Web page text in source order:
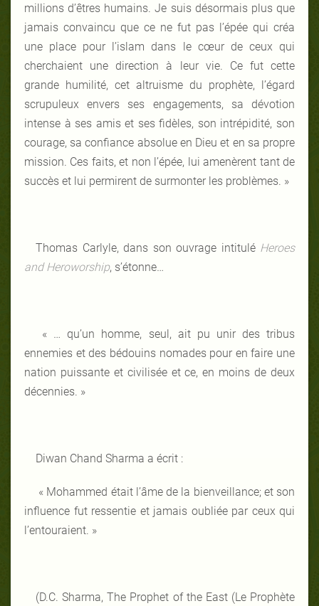
millions d’êtres humains. Je suis désormais plus que
jamais convaincu que ce ne fut pas l’épée qui créa
une place pour l’islam dans le cœur de ceux qui
cherchaient une direction à leur vie. Ce fut cette
grande humilité, cet altruisme du prophète, l’égard
scrupuleux envers ses engagements, sa dévotion
intense à ses amis et ses fidèles, son intrépidité, son
courage, sa confiance absolue en Dieu et en sa propre
mission. Ces faits, et non l’épée, lui amenèrent tant de
succès et lui permirent de surmonter les problèmes. »
Thomas Carlyle, dans son ouvrage intitulé Heroes
and Heroworship, s’étonne…
« … qu’un homme, seul, ait pu unir des tribus
ennemies et des bédouins nomades pour en faire une
nation puissante et civilisée et ce, en moins de deux
décennies. »
Diwan Chand Sharma a écrit :
« Mohammed était l’âme de la bienveillance; et son
influence fut ressentie et jamais oubliée par ceux qui
l’entouraient. »
(D.C. Sharma, The Prophet of the East (Le Prophète